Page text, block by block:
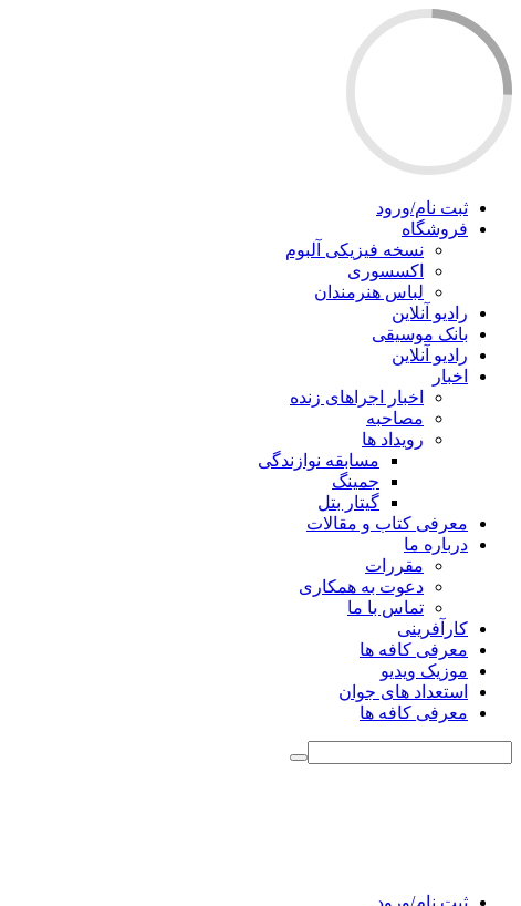
ثبت نام/ورود
فروشگاه
نسخه فیزیکی آلبوم
اکسسوری
لباس هنرمندان
رادیو آنلاین
بانک موسیقی
رادیو آنلاین
اخبار
اخبار اجراهای زنده
مصاحبه
رویداد ها
مسابقه نوازندگی
جمینگ
گیتار بتل
معرفی کتاب و مقالات
درباره ما
مقررات
دعوت به همکاری
تماس با ما
کارآفرینی
معرفی کافه ها
موزیک ویدیو
استعداد های جوان
معرفی کافه ها
ثبت نام/ورود